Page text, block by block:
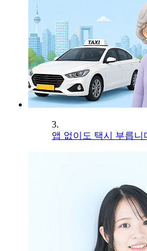
3.
앱 없이도 택시 부릅니